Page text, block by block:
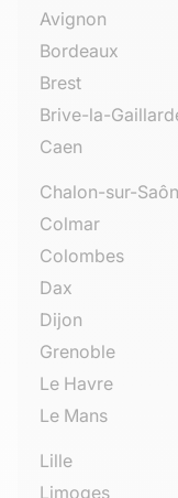
Avignon
Bordeaux
Brest
Brive-la-
Caen
Chalon-sur-
Colmar
Colombes
Dax
Dijon
Grenoble
Le Havre
Le Mans
Lille
Limoges